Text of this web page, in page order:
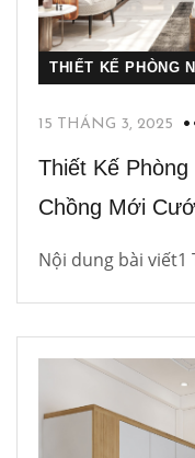
THIẾT KẾ PHÒNG
15 THÁNG 3, 2025
Thiết Kế
Chồng Mới
Nội dung bài viết1